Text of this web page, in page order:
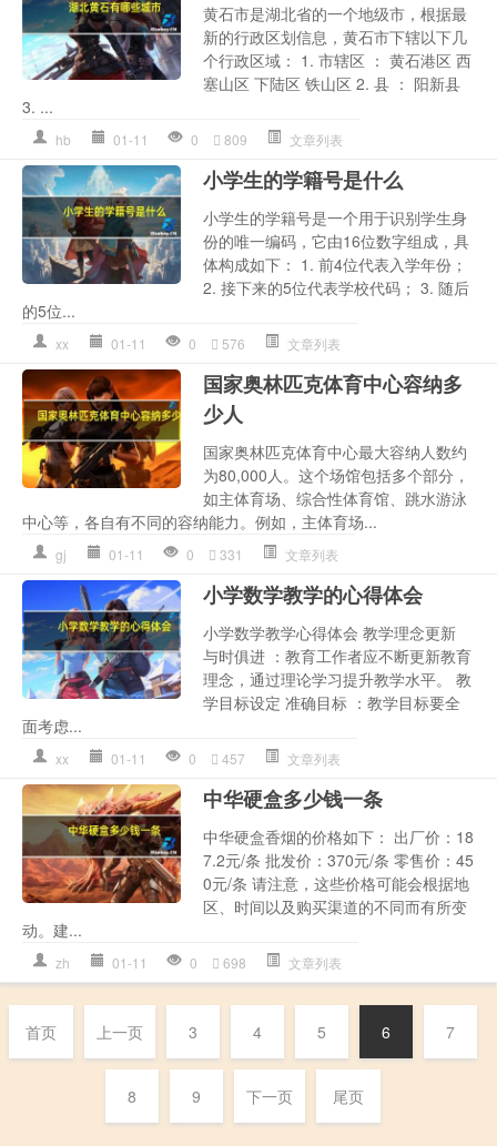
黄石市是湖北省的一个地级市，根据最
新的行政区划信息，黄石市下辖以下几
个行政区域： 1. 市辖区 ： 黄石港区 西
塞山区 下陆区 铁山区 2. 县 ： 阳新县
3. ...
hb 01-11 0 809 文章列表
小学生的学籍号是什么
小学生的学籍号是一个用于识别学生身
份的唯一编码，它由16位数字组成，具
体构成如下： 1. 前4位代表入学年份；
2. 接下来的5位代表学校代码； 3. 随后
的5位...
xx 01-11 0 576 文章列表
国家奥林匹克体育中心容纳多
少人
国家奥林匹克体育中心最大容纳人数约
为80,000人。这个场馆包括多个部分，
如主体育场、综合性体育馆、跳水游泳
中心等，各自有不同的容纳能力。例如，主体育场...
gj 01-11 0 331 文章列表
小学数学教学的心得体会
小学数学教学心得体会 教学理念更新
与时俱进 ：教育工作者应不断更新教育
理念，通过理论学习提升教学水平。 教
学目标设定 准确目标 ：教学目标要全
面考虑...
xx 01-11 0 457 文章列表
中华硬盒多少钱一条
中华硬盒香烟的价格如下： 出厂价：18
7.2元/条 批发价：370元/条 零售价：45
0元/条 请注意，这些价格可能会根据地
区、时间以及购买渠道的不同而有所变
动。建...
zh 01-11 0 698 文章列表
首页 上一页 3 4 5 6 7
8 9 下一页 尾页